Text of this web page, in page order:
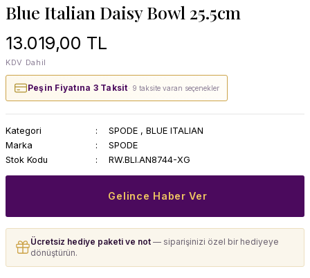
Blue Italian Daisy Bowl 25.5cm
13.019,00 TL
KDV Dahil
Peşin Fiyatına 3 Taksit· 9 taksite varan seçenekler
Kategori SPODE , BLUE ITALIAN
Marka
SPODE
Stok Kodu
RW.BLI.AN8744-XG
Gelince Haber Ver
Ücretsiz hediye paketi ve not — siparişinizi özel bir hediyeye
dönüştürün.